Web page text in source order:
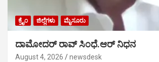
ಕ್ರೈಂ ಜಿಲ್ಲೆಗಳು ಮೈಸೂರು
ದಾಮೋದರ್ ರಾವ್ ಸಿಂಧೆ.ಆರ್ ನಿಧನ
August 4, 2026 newsdesk